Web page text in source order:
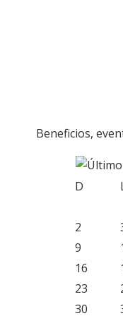
Beneficios,
D
2
9
16
23
30